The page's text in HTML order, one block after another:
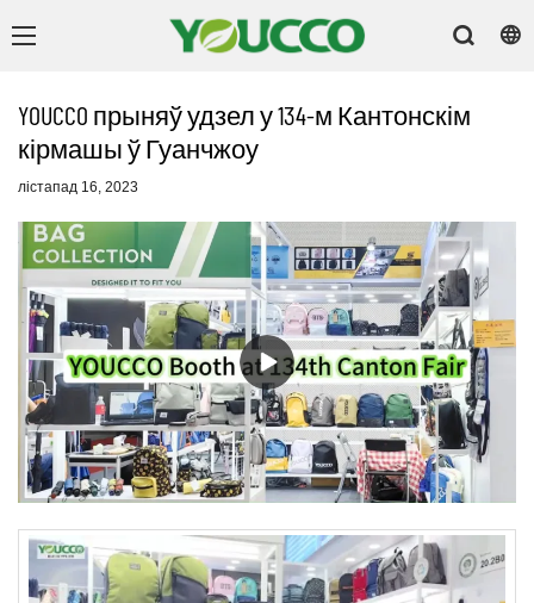
YOUCCO прыняў удзел у 134-м Кантонскім
кірмашы ў Гуанчжоу
лістапад 16, 2023